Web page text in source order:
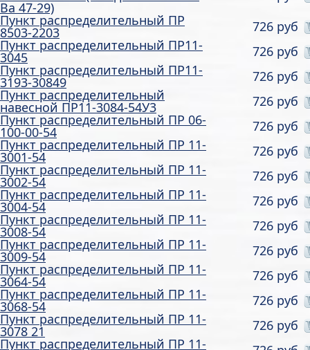
Ва 47-29)
Пункт распределительный ПР
8503-2203
726 руб
Пункт распределительный ПР11-
3045
726 руб
Пункт распределительный ПР11-
3193-30849
726 руб
Пункт распределительный
навесной ПР11-3084-54У3
726 руб
Пункт распределительный ПР 06-
100-00-54
726 руб
Пункт распределительный ПР 11-
3001-54
726 руб
Пункт распределительный ПР 11-
3002-54
726 руб
Пункт распределительный ПР 11-
3004-54
726 руб
Пункт распределительный ПР 11-
3008-54
726 руб
Пункт распределительный ПР 11-
3009-54
726 руб
Пункт распределительный ПР 11-
3064-54
726 руб
Пункт распределительный ПР 11-
3068-54
726 руб
Пункт распределительный ПР 11-
3078 21
726 руб
Пункт распределительный ПР 11-